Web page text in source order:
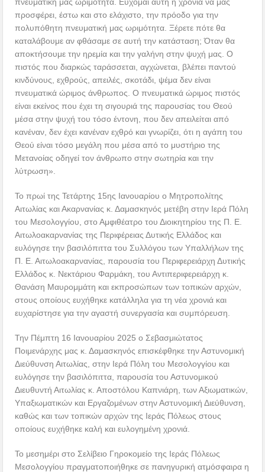
προσφέρει, έστω και στο ελάχιστο, την πρόοδο για την
πολυπόθητη πνευματική μας ωριμότητα. Ξέρετε πότε θα
καταλάβουμε αν φθάσαμε σε αυτή την κατάσταση; Όταν θα
αποκτήσουμε την ηρεμία και την γαλήνη στην ψυχή μας. Ο
πιστός που διαρκώς ταράσσεται, αγχώνεται, βλέπει παντού
κινδύνους, εχθρούς, απειλές, σκοτάδι, ψέμα δεν είναι
πνευματικά ώριμος άνθρωπος. Ο πνευματικά ώριμος πιστός
είναι εκείνος που έχει τη σιγουριά της παρουσίας του Θεού
μέσα στην ψυχή του τόσο έντονη, που δεν απειλείται από
κανέναν, δεν έχει κανέναν εχθρό και γνωρίζει, ότι η αγάπη του
Θεού είναι τόσο μεγάλη που μέσα από το μυστήριο της
Μετανοίας οδηγεί τον άνθρωπο στην σωτηρία και την
λύτρωση».
Το πρωί της Τετάρτης 15ης Ιανουαρίου ο Μητροπολίτης
Αιτωλίας και Ακαρνανίας κ. Δαμασκηνός μετέβη στην Ιερά Πόλη
του Μεσολογγίου, στο Αμφιθέατρο του Διοικητηρίου της Π. Ε.
Αιτωλοακαρνανίας της Περιφέρειας Δυτικής Ελλάδος και
ευλόγησε την βασιλόπιττα του Συλλόγου των Υπαλλήλων της
Π. Ε. Αιτωλοακαρνανίας, παρουσία του Περιφερειάρχη Δυτικής
Ελλάδος κ. Νεκτάριου Φαρμάκη, του Αντιπεριφερειάρχη κ.
Θανάση Μαυρομμάτη και εκπροσώπων των τοπικών αρχών,
στους οποίους ευχήθηκε κατάλληλα για τη νέα χρονιά και
ευχαρίστησε για την αγαστή συνεργασία και συμπόρευση.
Την Πέμπτη 16 Ιανουαρίου 2025 ο Σεβασμιώτατος
Ποιμενάρχης μας κ. Δαμασκηνός επισκέφθηκε την Αστυνομική
Διεύθυνση Αιτωλίας, στην Ιερά Πόλη του Μεσολογγίου και
ευλόγησε την βασιλόπιττα, παρουσία του Αστυνομικού
Διευθυντή Αιτωλίας κ. Αποστόλου Καπνιάρη, των Αξιωματικών,
Υπαξιωματικών και Εργαζομένων στην Αστυνομική Διεύθυνση,
καθώς και των τοπικών αρχών της Ιεράς Πόλεως στους
οποίους ευχήθηκε καλή και ευλογημένη χρονιά.
Το μεσημέρι στο Σελίβειο Γηροκομείο της Ιεράς Πόλεως
Μεσολογγίου πραγματοποιήθηκε σε πανηγυρική ατμόσφαιρα η